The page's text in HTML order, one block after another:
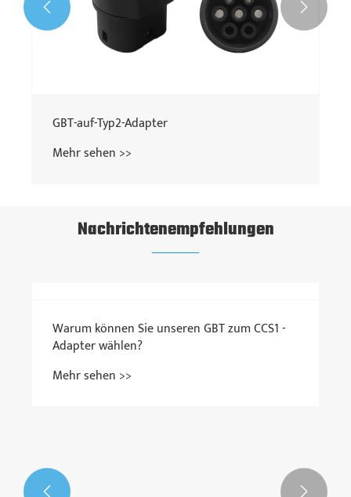
GBT-auf-Typ2-Adapter
Mehr sehen >>
 
Nachrichtenempfehlungen
 